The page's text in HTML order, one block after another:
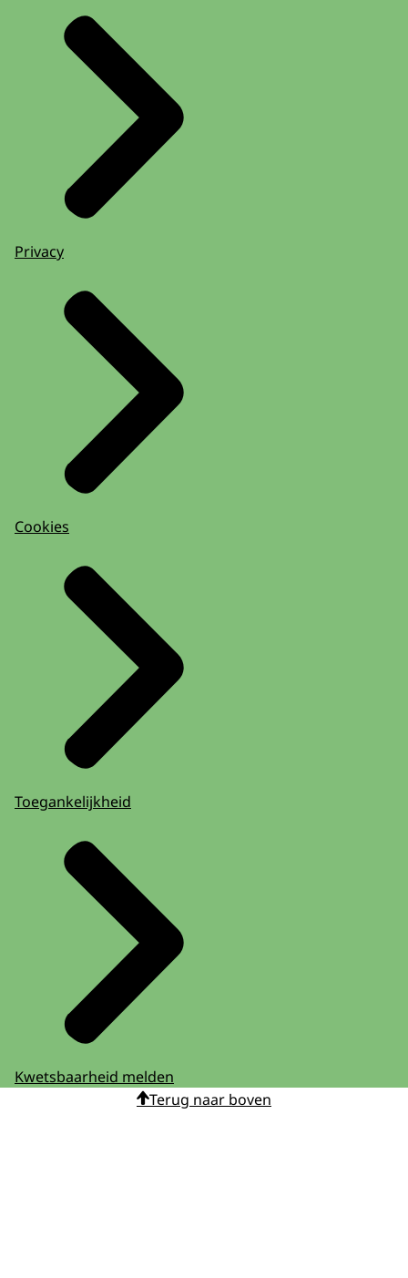
Privacy
Cookies
Toegankelijkheid
Kwetsbaarheid melden
Terug naar boven